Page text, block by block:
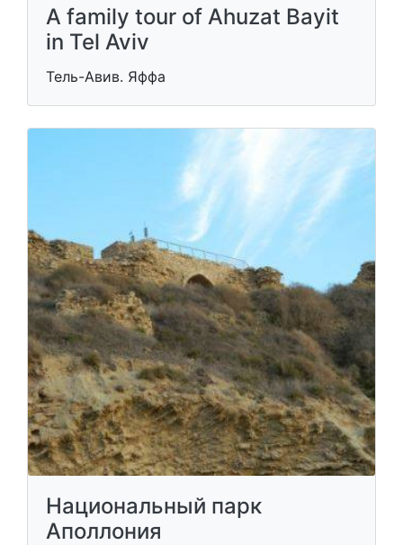
A family tour of Ahuzat Bayit
in Tel Aviv
Тель-Авив. Яффа
Национальный парк
Аполлония